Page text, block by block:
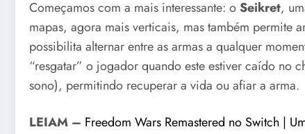
Começamos com a mais interessante: oSeikret,
mapas, agora mais verticais, mas também permite
possibilita alternar entre as armas a qualquer
“resgatar” o jogador quando este estiver caído no
sono), permitindo recuperar a vida ou afiar a arma.
LEIAM – Freedom Wars Remastered no Switch |